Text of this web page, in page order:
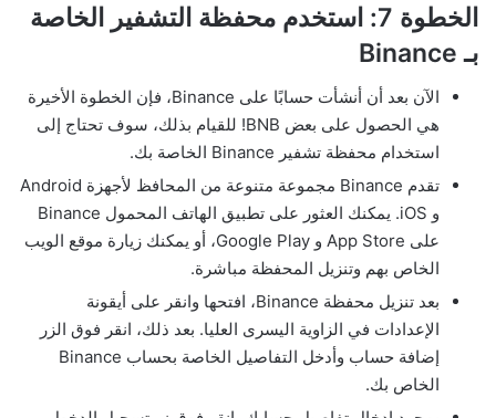
الخطوة 7: استخدم محفظة التشفير الخاصة
بـ Binance
الآن بعد أن أنشأت حسابًا على Binance، فإن الخطوة الأخيرة
هي الحصول على بعض BNB! للقيام بذلك، سوف تحتاج إلى
استخدام محفظة تشفير Binance الخاصة بك.
تقدم Binance مجموعة متنوعة من المحافظ لأجهزة Android
و iOS. يمكنك العثور على تطبيق الهاتف المحمول Binance
على App Store و Google Play، أو يمكنك زيارة موقع الويب
الخاص بهم وتنزيل المحفظة مباشرة.
بعد تنزيل محفظة Binance، افتحها وانقر على أيقونة
الإعدادات في الزاوية اليسرى العليا. بعد ذلك، انقر فوق الزر
إضافة حساب وأدخل التفاصيل الخاصة بحساب Binance
الخاص بك.